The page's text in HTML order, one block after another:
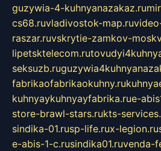
guzywia-4-kuhnyanazakaz.ru
cs68.ruvladivostok-map.ru
raszar.ruvskrytie-zamkov-
lipetsktelecom.ru
seksuzb.ru
fabrikaofabrikaokuhny.ru
kuhnyaykuhnyayfabrika.rue-
store-brawl-stars.rukts-
sindika-01.rusp-life.rux-legion.ru
e-abis-1-c.rusindika01.ruvenda-